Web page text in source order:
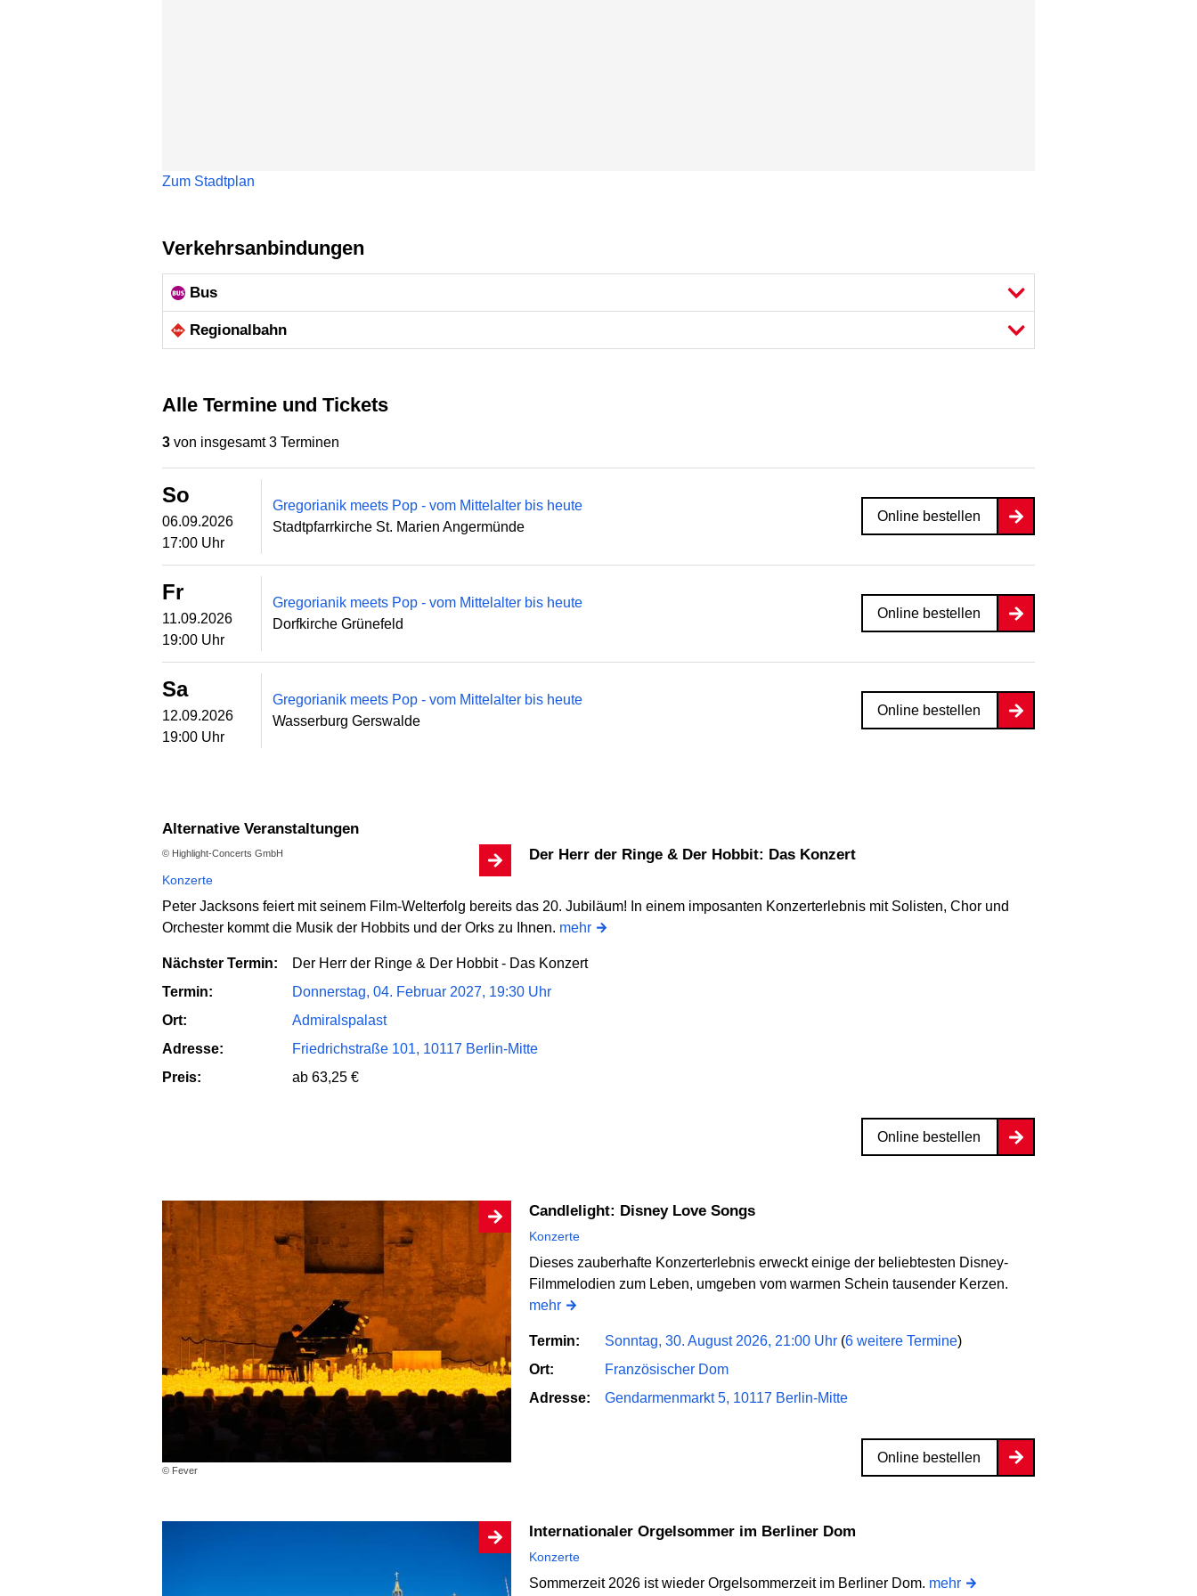
Zum Stadtplan
Verkehrsanbindungen
Bus
Regional­bahn
Alle Termine und Tickets
3 von insgesamt 3 Terminen
So
06.09.2026
17:00 Uhr
Gregorianik meets Pop - vom Mittelalter bis heute
Stadtpfarrkirche St. Marien Angermünde
Online bestellen
Fr
11.09.2026
19:00 Uhr
Gregorianik meets Pop - vom Mittelalter bis heute
Dorfkirche Grünefeld
Online bestellen
Sa
12.09.2026
19:00 Uhr
Gregorianik meets Pop - vom Mittelalter bis heute
Wasserburg Gerswalde
Online bestellen
Alternative Veranstaltungen
© Highlight-Concerts GmbH Der Herr der Ringe & Der Hobbit: Das Konzert
Konzerte
Peter Jacksons feiert mit seinem Film-Welterfolg bereits das 20. Jubiläum! In einem imposanten Konzerterlebnis mit Solisten, Chor und
Orchester kommt die Musik der Hobbits und der Orks zu Ihnen. mehr
Nächster Termin:
Der Herr der Ringe & Der Hobbit - Das Konzert
Termin:
Donnerstag, 04. Februar 2027, 19:30 Uhr
Ort:
Admiralspalast
Adresse:
Friedrichstraße 101, 10117 Berlin-Mitte
Preis:
ab 63,25 €
Online bestellen
© Fever
Candlelight: Disney Love Songs
Konzerte
Dieses zauberhafte Konzerterlebnis erweckt einige der beliebtesten Disney-
Filmmelodien zum Leben, umgeben vom warmen Schein tausender Kerzen.
mehr
Termin: Sonntag, 30. August 2026, 21:00 Uhr (6 weitere Termine)
Ort:
Französischer Dom
Adresse:
Gendarmenmarkt 5, 10117 Berlin-Mitte
Online bestellen
Internationaler Orgelsommer im Berliner Dom
Konzerte
Sommerzeit 2026 ist wieder Orgelsommerzeit im Berliner Dom. mehr